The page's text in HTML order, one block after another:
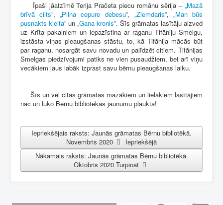
Īpaši jāatzīmē Terija Pračeta piecu romānu sērija – „Mazā
brīvā cilts”,„Pilna cepure debesu”, „Ziemdaris”, „Man būs
pusnakts kleita” un „Gana kronis”. Šīs grāmatas lasītāju aizved
uz Krīta pakalniem un iepazīstina ar raganu Tifāniju Smelgu,
izstāsta viņas pieaugšanas stāstu, to, kā Tifānija mācās būt
par raganu, nosargāt savu novadu un palīdzēt citiem. Tifānijas
Smelgas piedzīvojumi patiks ne vien pusaudžiem, bet arī viņu
vecākiem ļaus labāk izprast savu bērnu pieaugšanas laiku.
Šīs un vēl citas grāmatas mazākiem un lielākiem lasītājiem
nāc un lūko Bērnu bibliotēkas jaunumu plauktā!
Iepriekšējais raksts: Jaunās grāmatas Bērnu bibliotēkā.
Novembris 2020
Iepriekšējā
Nākamais raksts: Jaunās grāmatas Bērnu bibliotēkā.
Oktobris 2020 Turpināt